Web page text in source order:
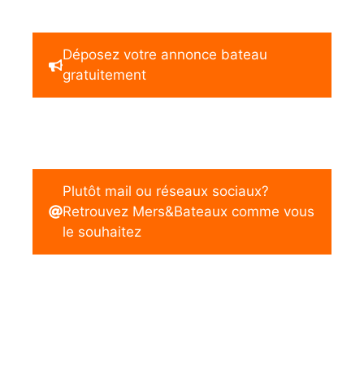
Déposez votre annonce bateau
gratuitement
Plutôt mail ou réseaux sociaux?
Retrouvez Mers&Bateaux comme vous
le souhaitez